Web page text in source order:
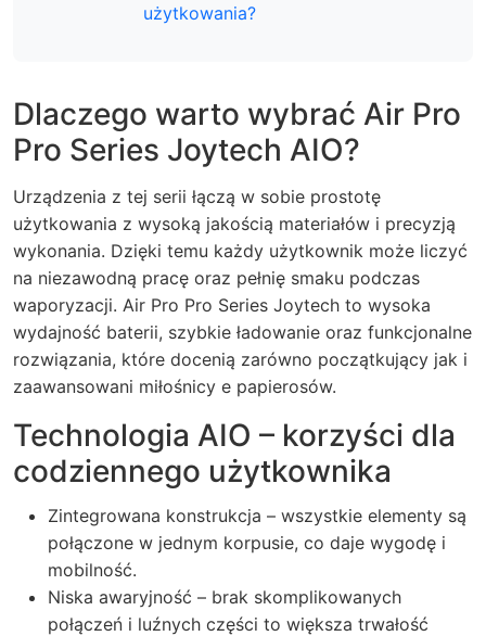
użytkowania?
Dlaczego warto wybrać Air Pro
Pro Series Joytech AIO?
Urządzenia z tej serii łączą w sobie prostotę
użytkowania z wysoką jakością materiałów i precyzją
wykonania. Dzięki temu każdy użytkownik może liczyć
na niezawodną pracę oraz pełnię smaku podczas
waporyzacji. Air Pro Pro Series Joytech to wysoka
wydajność baterii, szybkie ładowanie oraz funkcjonalne
rozwiązania, które docenią zarówno początkujący jak i
zaawansowani miłośnicy e papierosów.
Technologia AIO – korzyści dla
codziennego użytkownika
Zintegrowana konstrukcja – wszystkie elementy są
połączone w jednym korpusie, co daje wygodę i
mobilność.
Niska awaryjność – brak skomplikowanych
połączeń i luźnych części to większa trwałość